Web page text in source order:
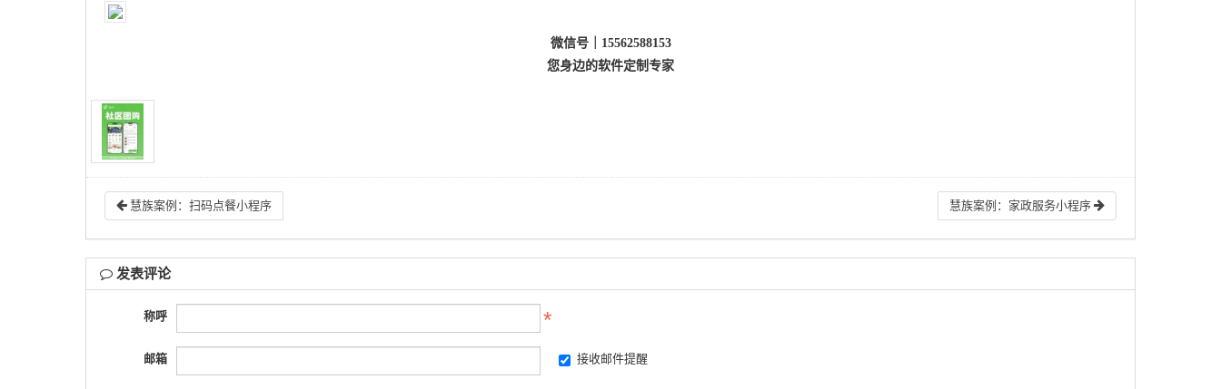
微信号｜15562588153
您身边的软件定制专家
慧族案例：扫码点餐小程序 慧族案例：家政服务小程序
发表评论
称呼
邮箱 接收邮件提醒